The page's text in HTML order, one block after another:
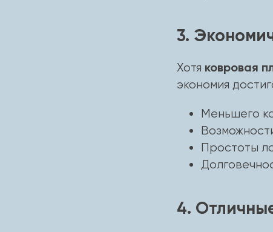
3.
Хотя ковровая
экономия
Меньшего
Простоты
4.